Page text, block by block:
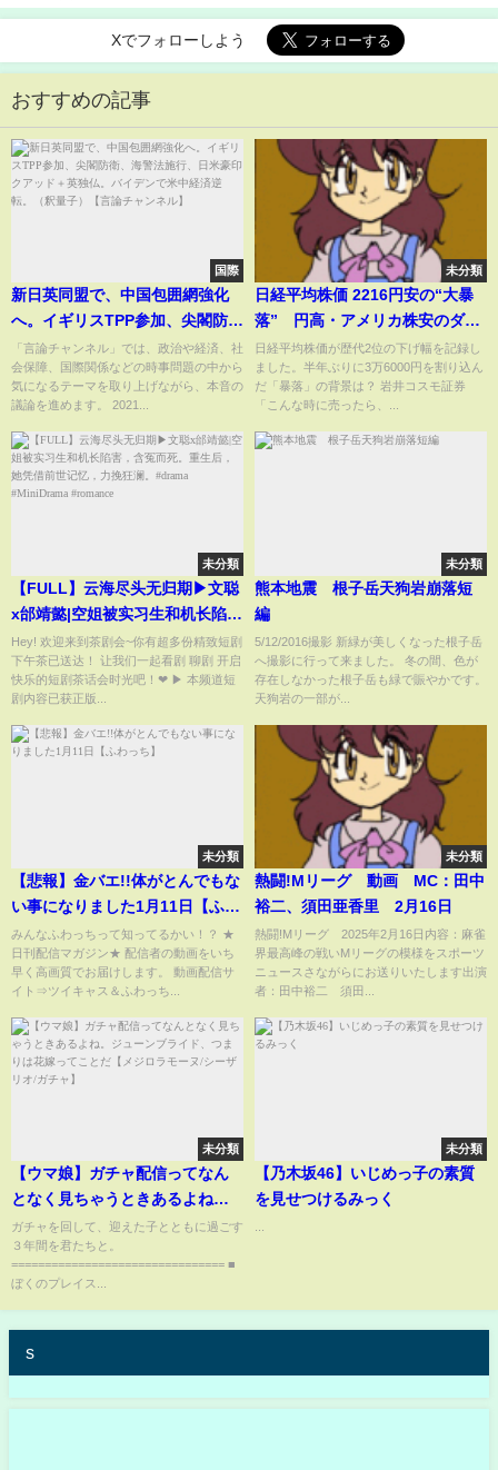
Xでフォローしよう
おすすめの記事
国際
新日英同盟で、中国包囲網強化
へ。イギリスTPP参加、尖閣防
衛、海警法施行、日米豪印クア
ッド＋英独仏。バイデンで米中
経済逆転。（釈量子）【言論チ
「言論チャンネル」では、政治や経済、社
会保障、国際関係などの時事問題の中から
気になるテーマを取り上げながら、本音の
議論を進めます。 2021...
未分類
日経平均株価 2216円安の“大暴
落” 円高・アメリカ株安のダブ
ルパンチで「歴史に残るような
急落」に｜TBS NEWS DIG
日経平均株価が歴代2位の下げ幅を記録し
ました。半年ぶりに3万6000円を割り込ん
だ「暴落」の背景は？ 岩井コスモ証券
「こんな時に売ったら、...
未分類
【FULL】云海尽头无归期▶文聪
x邰靖懿|空姐被实习生和机长陷
害，含冤而死。重生后，她凭借
前世记忆，力挽狂澜。#drama
#MiniDrama #romance
Hey! 欢迎来到茶剧会~你有超多份精致短剧
下午茶已送达！ 让我们一起看剧 聊剧 开启
快乐的短剧茶话会时光吧！❤ ▶ 本频道短
剧内容已获正版...
未分類
熊本地震 根子岳天狗岩崩落短
編
5/12/2016撮影 新緑が美しくなった根子岳
へ撮影に行って来ました。 冬の間、色が
存在しなかった根子岳も緑で賑やかです。
天狗岩の一部が...
未分類
【悲報】金バエ!!体がとんでもな
い事になりました1月11日【ふわ
っち】
みんなふわっちって知ってるかい！？ ★
日刊配信マガジン★ 配信者の動画をいち
早く高画質でお届けします。 動画配信サ
イト⇒ツイキャス＆ふわっち...
未分類
熱闘!Mリーグ 動画 MC：田中
裕二、須田亜香里 2月16日
熱闘!Mリーグ 2025年2月16日内容：麻雀
界最高峰の戦いMリーグの模様をスポーツ
ニュースさながらにお送りいたします出演
者：田中裕二 須田...
未分類
【ウマ娘】ガチャ配信ってなん
となく見ちゃうときあるよね。
ジューンブライド、つまりは花
嫁ってことだ【メジロラモーヌ/
シーザリオ/ガチャ】
ガチャを回して、迎えた子とともに過ごす
３年間を君たちと。
================================ ■
ぼくのプレイス...
未分類
【乃木坂46】いじめっ子の素質
を見せつけるみっく
s